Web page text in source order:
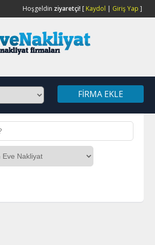
Hoşgeldin ziyaretçi![ Kaydol | Giriş Yap ]
FIRMA EKLE